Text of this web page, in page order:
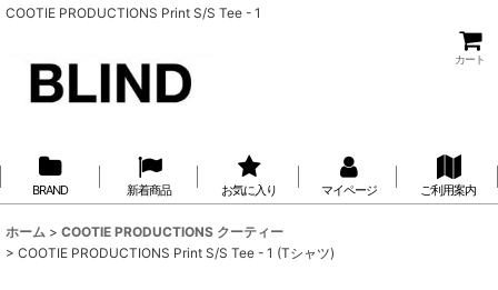
COOTIE PRODUCTIONS Print S/S Tee - 1
カート
BRAND 新着商品 お気に入り マイページ ご利用案内
ホーム > COOTIE PRODUCTIONS クーティー
> COOTIE PRODUCTIONS Print S/S Tee - 1 (Tシャツ)